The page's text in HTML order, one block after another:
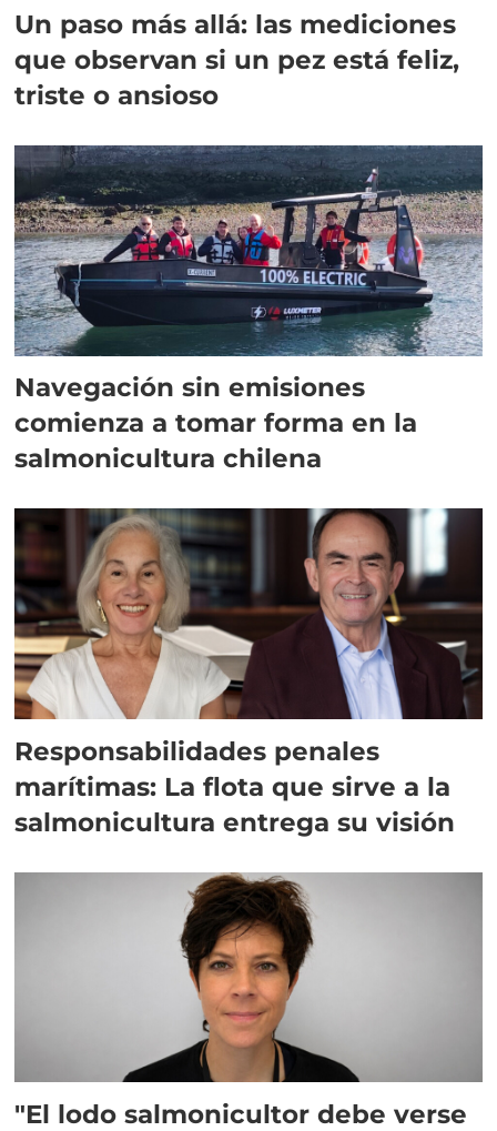
Un paso más allá: las mediciones
que observan si un pez está feliz,
triste o ansioso
Navegación sin emisiones
comienza a tomar forma en la
salmonicultura chilena
Responsabilidades penales
marítimas: La flota que sirve a la
salmonicultura entrega su visión
"El lodo salmonicultor debe verse